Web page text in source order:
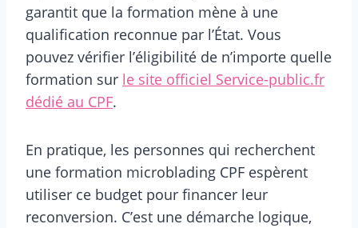
garantit que la formation mène à une
qualification reconnue par l’État. Vous
pouvez vérifier l’éligibilité de n’importe quelle
formation sur le site officiel Service-public.fr
dédié au CPF.
En pratique, les personnes qui recherchent
une formation microblading CPF espèrent
utiliser ce budget pour financer leur
reconversion. C’est une démarche logique,